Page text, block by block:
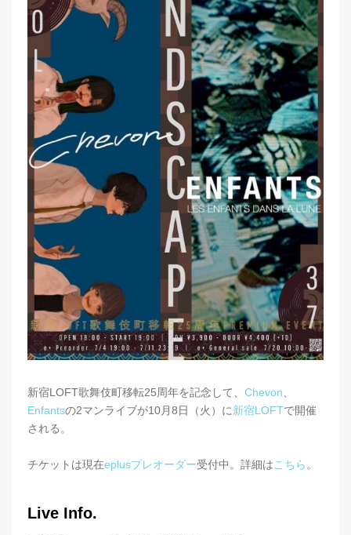
新宿LOFT歌舞伎町移転25周年を記念して、 Chevon、
Enfantsの2マンライブが10月8日（火）に新宿LOFTで開催
される。
チケットは現在eplusプレオーダー受付中。詳細はこちら。
Live Info.